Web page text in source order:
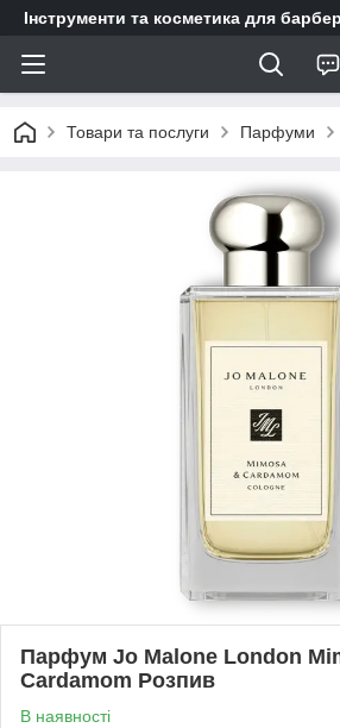
Інструменти та косметика для
Товари та послуги Парфуми
Парфум Jo Malone London
Cardamom Розпив
В наявності